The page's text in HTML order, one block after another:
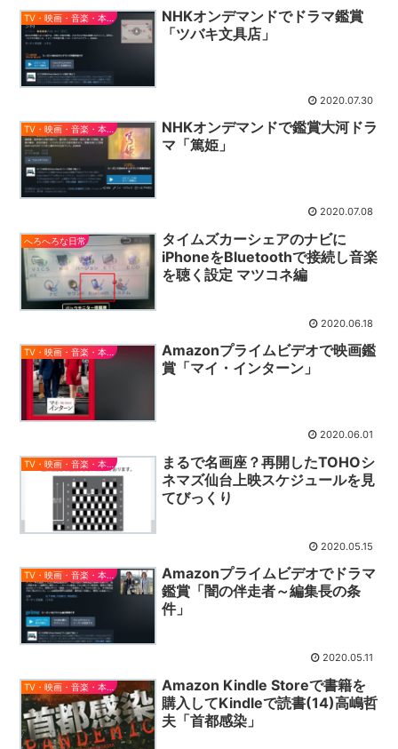
NHKオンデマンドでドラマ鑑賞
「ツバキ文具店」
2020.07.30
NHKオンデマンドで鑑賞大河ドラ
マ「篤姫」
2020.07.08
へろへろな日常
タイムズカーシェアのナビに
iPhoneをBluetoothで接続し音楽
を聴く設定 マツコネ編
2020.06.18
Amazonプライムビデオで映画鑑
賞「マイ・インターン」
2020.06.01
まるで名画座？再開したTOHOシ
ネマズ仙台上映スケジュールを見
てびっくり
2020.05.15
Amazonプライムビデオでドラマ
鑑賞「闇の伴走者～編集長の条
件」
2020.05.11
Amazon Kindle Storeで書籍を
購入してKindleで読書(14)高嶋哲
夫「首都感染」